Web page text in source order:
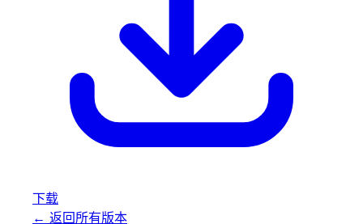
下载
← 返回所有版本